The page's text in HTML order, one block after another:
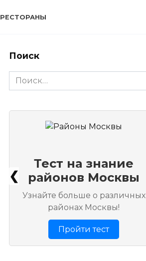
РЕСТОРАНЫ
Поиск
Search
for:
❮
Тест на знание
районов Москвы
Узнайте больше о различных
районах Москвы!
Пройти тест